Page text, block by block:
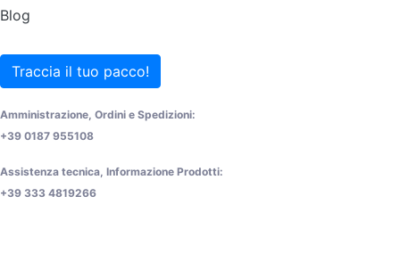
Blog
Traccia il tuo pacco!
Amministrazione, Ordini e Spedizioni:
+39 0187 955108
Assistenza tecnica, Informazione Prodotti:
+39 333 4819266